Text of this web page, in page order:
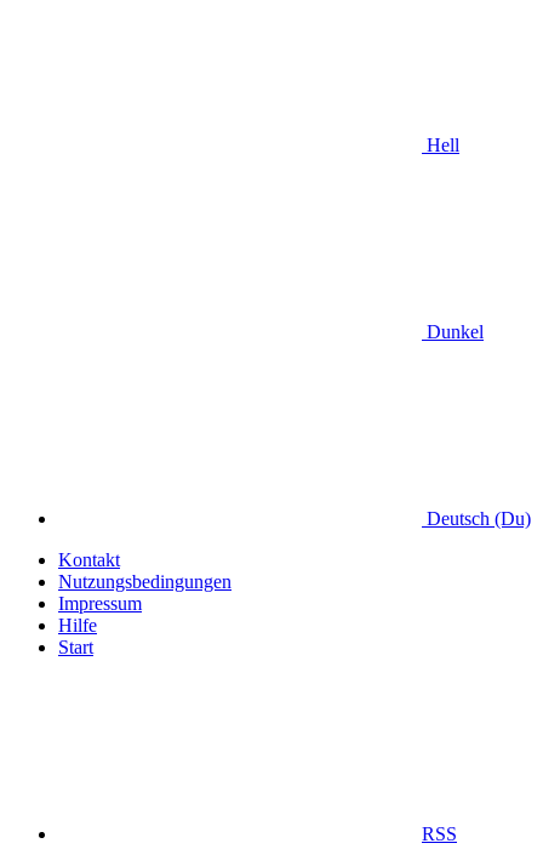
Hell
Dunkel
Deutsch (Du)
Kontakt
Nutzungsbedingungen
Impressum
Hilfe
Start
RSS